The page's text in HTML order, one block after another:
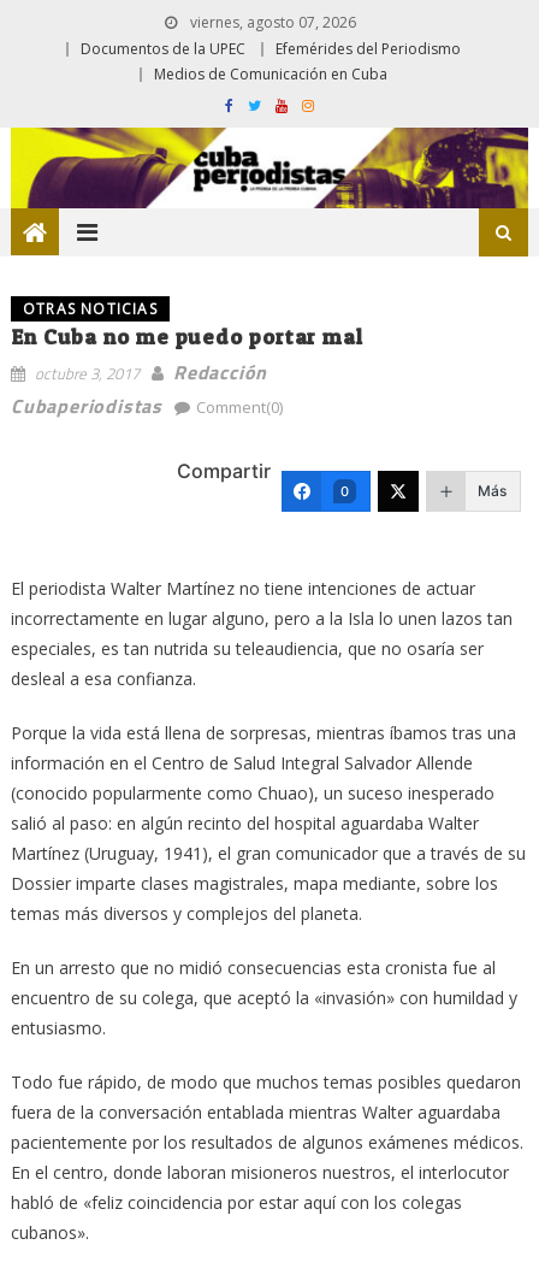
viernes, agosto 07, 2026
Documentos de la UPEC
Efemérides del Periodismo
Medios de Comunicación en Cuba
OTRAS NOTICIAS
En Cuba no me puedo portar mal
octubre 3, 2017
Redacción
Cubaperiodistas
Comment(0)
Compartir
0 Más
El periodista Walter Martínez no tiene intenciones de actuar
incorrectamente en lugar alguno, pero a la Isla lo unen lazos tan
especiales, es tan nutrida su teleaudiencia, que no osaría ser
desleal a esa confianza.
Porque la vida está llena de sorpresas, mientras íbamos tras una
información en el Centro de Salud Integral Salvador Allende
(conocido popularmente como Chuao), un suceso inesperado
salió al paso: en algún recinto del hospital aguardaba Walter
Martínez (Uruguay, 1941), el gran comunicador que a través de su
Dossier imparte clases magistrales, mapa mediante, sobre los
temas más diversos y complejos del planeta.
En un arresto que no midió consecuencias esta cronista fue al
encuentro de su colega, que aceptó la «invasión» con humildad y
entusiasmo.
Todo fue rápido, de modo que muchos temas posibles quedaron
fuera de la conversación entablada mientras Walter aguardaba
pacientemente por los resultados de algunos exámenes médicos.
En el centro, donde laboran misioneros nuestros, el interlocutor
habló de «feliz coincidencia por estar aquí con los colegas
cubanos».